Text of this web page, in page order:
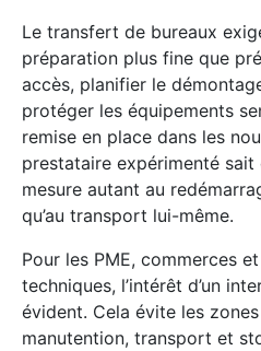
Le transfert de bureaux
préparation plus fine que
accès, planifier le
protéger les équipements
remise en place dans les
prestataire expérimenté sait
mesure autant au
qu’au transport lui-même.
Pour les PME, commerces
techniques, l’intérêt d’un
évident. Cela évite les
manutention, transport et